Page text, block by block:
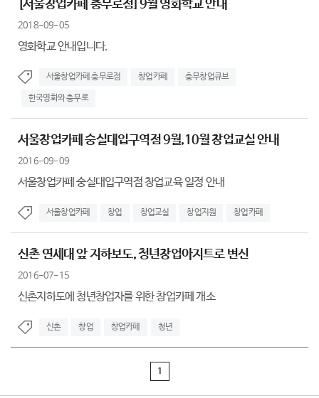
[서울창업카페 충무로점] 9월 영화학교 안내
2018-09-05
영화학교 안내입니다.
서울창업카페 충무로점 창업카페 충무창업큐브
한국영화와 충무로
서울창업카페 숭실대입구역점 9월,10월 창업교실 안내
2016-09-09
서울창업카페 숭실대입구역점 창업교육 일정 안내
서울창업카페 창업 창업교실 창업지원 창업카페
신촌 연세대 앞 지하보도, 청년창업아지트로 변신
2016-07-15
신촌지하도에 청년창업자를 위한 창업카페 개소
신촌 창업 창업카페 청년
1